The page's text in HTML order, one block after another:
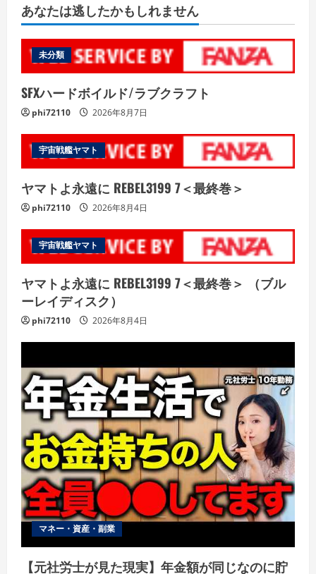
あなたは逃したかもしれません
未分類
SFXハードボイルド/ラブクラフト
phi72110 2026年8月7日
宇宙戦艦ヤマト
ヤマトよ永遠に REBEL3199 7＜最終巻＞
phi72110 2026年8月4日
宇宙戦艦ヤマト
ヤマトよ永遠に REBEL3199 7＜最終巻＞ （ブル
ーレイディスク）
phi72110 2026年8月4日
マネー・資産・副業
【元社労士が見た現実】年金額が同じなのに貯